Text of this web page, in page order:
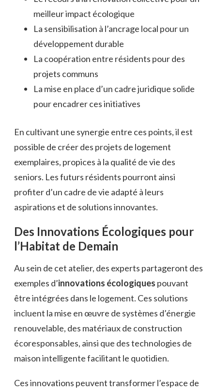
meilleur impact écologique
La sensibilisation à l’ancrage local pour un
développement durable
La coopération entre résidents pour des
projets communs
La mise en place d’un cadre juridique solide
pour encadrer ces initiatives
En cultivant une synergie entre ces points, il est
possible de créer des projets de logement
exemplaires, propices à la qualité de vie des
seniors. Les futurs résidents pourront ainsi
profiter d’un cadre de vie adapté à leurs
aspirations et de solutions innovantes.
Des Innovations Écologiques pour
l’Habitat de Demain
Au sein de cet atelier, des experts partageront des
exemples d’innovations écologiques pouvant
être intégrées dans le logement. Ces solutions
incluent la mise en œuvre de systèmes d’énergie
renouvelable, des matériaux de construction
écoresponsables, ainsi que des technologies de
maison intelligente facilitant le quotidien.
Ces innovations peuvent transformer l’espace de